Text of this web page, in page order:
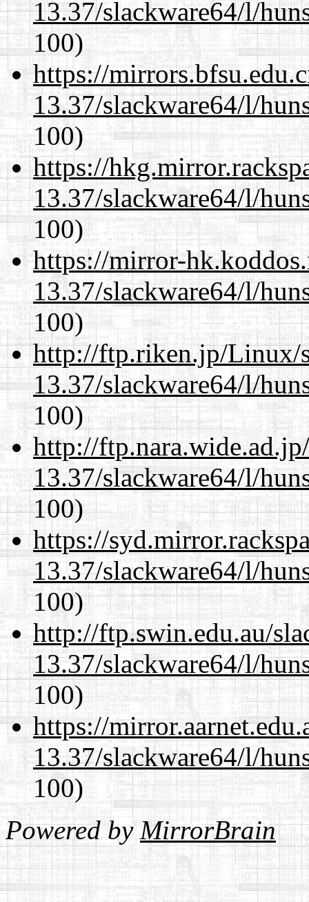
13.37/slackware64/l/
100)
https://
13.37/slackware64/l/
100)
https://
13.37/slackware64/l/
100)
https://mirror-
13.37/slackware64/l/
100)
http://ftp.riken.jp/Linux/
13.37/slackware64/l/
100)
http://
13.37/slackware64/l/
100)
https://
13.37/slackware64/l/
100)
http://ftp.swin.edu.au/
13.37/slackware64/l/
100)
https://
13.37/slackware64/l/
100)
Powered byMirrorBrain